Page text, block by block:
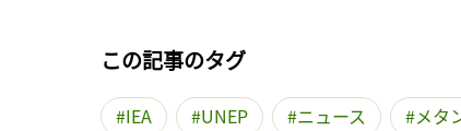
この記事のタグ
IEA UNEP ニュース メタ